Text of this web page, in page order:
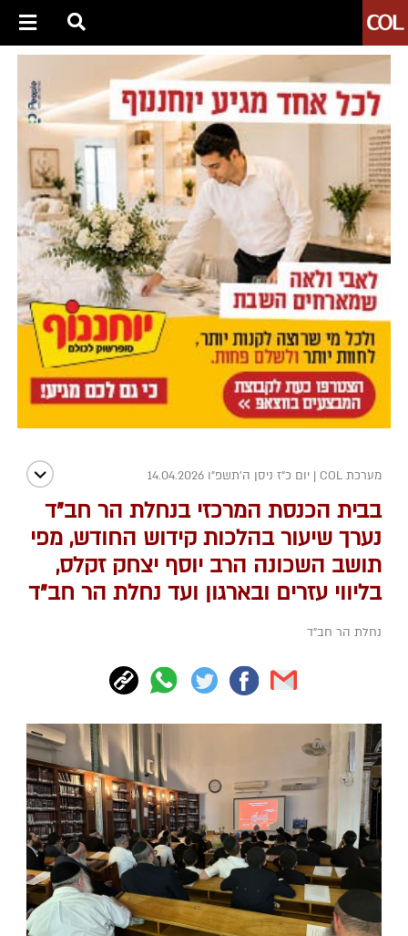
מערכת COL | יום כ"ז ניסן ה׳תשפ״ו 14.04.2026
בבית הכנסת המרכזי בנחלת הר חב"ד
נערך שיעור בהלכות קידוש החודש, מפי
תושב השכונה הרב יוסף יצחק זקלס,
בליווי עזרים ובארגון ועד נחלת הר חב"ד
נחלת הר חב"ד